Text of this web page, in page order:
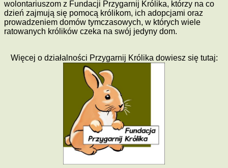
wolontariuszom z Fundacji Przygarnij Królika, którzy na co
dzień zajmują się pomocą królikom, ich adopcjami oraz
prowadzeniem domów tymczasowych, w których wiele
ratowanych królików czeka na swój jedyny dom.
Więcej o działalności Przygarnij Królika dowiesz siętutaj: